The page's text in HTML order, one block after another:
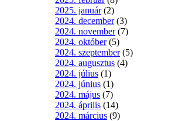
2025. január(2)
2024. december(3)
2024. november(7)
2024. október(5)
2024. szeptember(5)
2024. augusztus (4)
2024. július (1)
2024. június (1)
2024. május (7)
2024. április (14)
2024. március (9)